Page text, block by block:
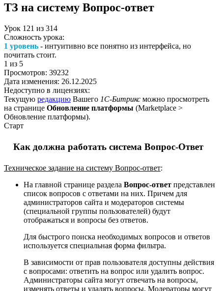
ТЗ на систему Вопрос-ответ
Урок 121 из 314
Сложность урока:
1 уровень - интуитивно все понятно из интерфейса, но
почитать стоит.
1 из 5
Просмотров: 39232
Дата изменения: 26.12.2025
Недоступно в лицензиях:
Текущую редакцию Вашего 1С-Битрикс можно просмотреть
на странице Обновление платформы (Marketplace >
Обновление платформы).
Старт
Как должна работать система Вопрос-Ответ
Техническое задание на систему Вопрос-ответ:
На главной странице раздела Вопрос-ответ представлен
список вопросов с ответами на них. Причем для
администраторов сайта и модераторов системы
(специальной группы пользователей) будут
отображаться и вопросы без ответов.
Для быстрого поиска необходимых вопросов и ответов
используется специальная форма фильтра.
В зависимости от прав пользователя доступны действия
с вопросами: ответить на вопрос или удалить вопрос.
Администраторы сайта могут отвечать на вопросы,
изменять ответы и удалять вопросы. Модераторы могут